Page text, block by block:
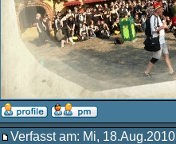
Verfasst am: Mi,